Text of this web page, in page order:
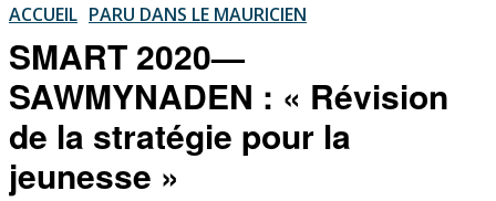
ACCUEIL PARU DANS LE MAURICIEN
SMART 2020—
SAWMYNADEN : « Révision
de la stratégie pour la
jeunesse »